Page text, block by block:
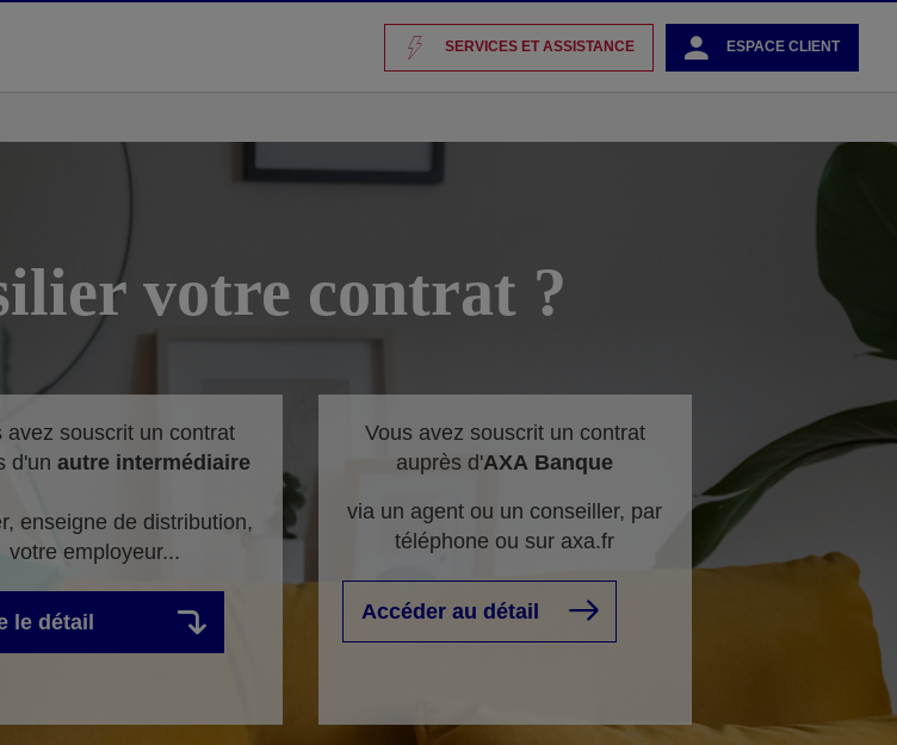
SERVICES ET ASSISTANCE ESPACE CLIENT
votre contrat ?
avez souscrit un contrat
d'un autre intermédiaire
enseigne de distribution,
votre employeur...
le détail
Vous avez souscrit un contrat
auprès d'AXA Banque
via un agent ou un conseiller, par
téléphone ou sur axa.fr
Accéder au détail